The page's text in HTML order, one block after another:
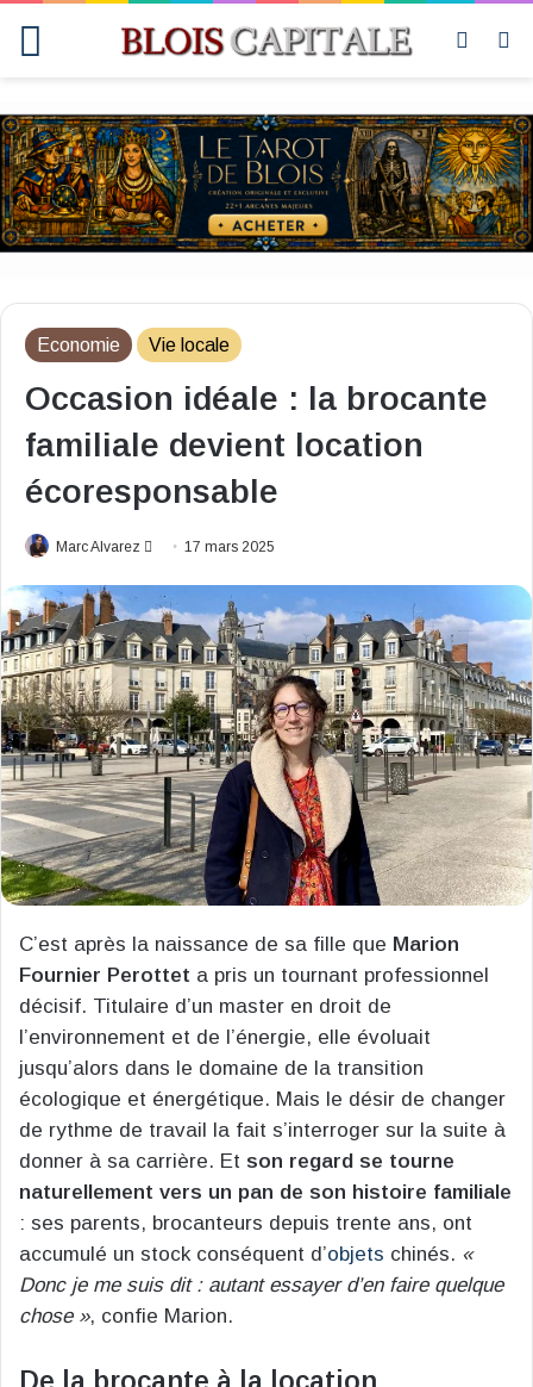
Switch
Economie Vie locale
Occasion idéale : la brocante
familiale devient location
écoresponsable
Marc Alvarez
Envoyer
courriel
17 mars 2025
C’est après la naissance de sa fille que Marion
Fournier Perottet a pris un tournant professionnel
décisif. Titulaire d’un master en droit de
l’environnement et de l’énergie, elle évoluait
jusqu’alors dans le domaine de la transition
écologique et énergétique. Mais le désir de changer
de rythme de travail la fait s’interroger sur la suite à
donner à sa carrière. Et son regard se tourne
naturellement vers un pan de son histoire familiale
: ses parents, brocanteurs depuis trente ans, ont
accumulé un stock conséquent d’objets chinés. «
Donc je me suis dit : autant essayer d’en faire quelque
chose », confie Marion.